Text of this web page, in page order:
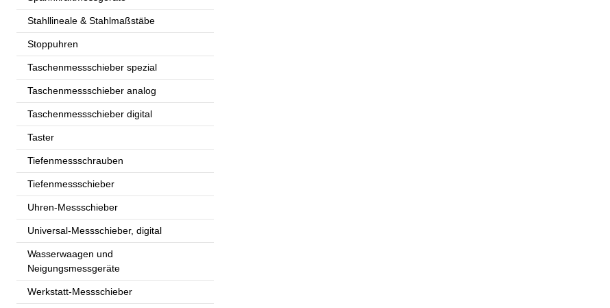
Stahllineale & Stahlmaßstäbe
Stoppuhren
Taschenmessschieber spezial
Taschenmessschieber analog
Taschenmessschieber digital
Taster
Tiefenmessschrauben
Tiefenmessschieber
Uhren-Messschieber
Universal-Messschieber, digital
Wasserwaagen und
Neigungsmessgeräte
Werkstatt-Messschieber